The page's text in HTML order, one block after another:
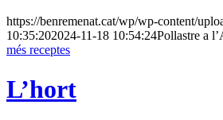
https://benremenat.cat/wp/wp-content/
10:35:202024-11-18 10:54:24Pollastre a
més receptes
L’hort